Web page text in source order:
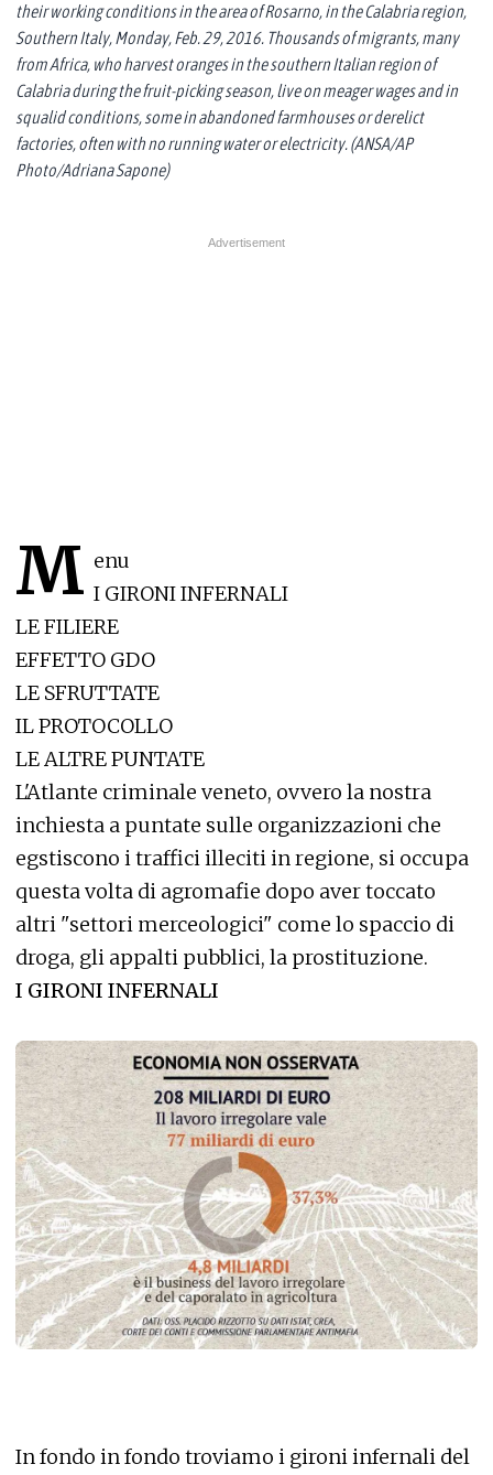
their working conditions in the area of Rosarno, in the Calabria region,
Southern Italy, Monday, Feb. 29, 2016. Thousands of migrants, many
from Africa, who harvest oranges in the southern Italian region of
Calabria during the fruit-picking season, live on meager wages and in
squalid conditions, some in abandoned farmhouses or derelict
factories, often with no running water or electricity. (ANSA/AP
Photo/Adriana Sapone)
M enu
I GIRONI INFERNALI
LE FILIERE
EFFETTO GDO
LE SFRUTTATE
IL PROTOCOLLO
LE ALTRE PUNTATE
L'Atlante criminale veneto, ovvero la nostra
inchiesta a puntate sulle organizzazioni che
egstiscono i traffici illeciti in regione, si occupa
questa volta di agromafie dopo aver toccato
altri "settori merceologici" come lo spaccio di
droga, gli appalti pubblici, la prostituzione.
I GIRONI INFERNALI
In fondo in fondo troviamo i gironi infernali del